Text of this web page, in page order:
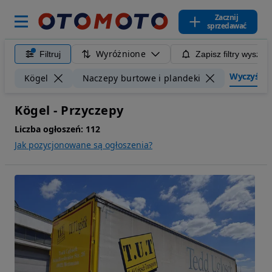
Zacznij
sprzedawać
Filtruj Wyróżnione Zapisz filtry
Kögel Naczepy burtowe i plandeki Wyczyść
Kögel - Przyczepy
Liczba ogłoszeń: 112
Jak pozycjonowane są ogłoszenia?